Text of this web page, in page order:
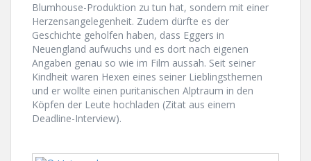
Blumhouse-Produktion zu tun hat, sondern mit einer
Herzensangelegenheit. Zudem dürfte es der
Geschichte geholfen haben, dass Eggers in
Neuengland aufwuchs und es dort nach eigenen
Angaben genau so wie im Film aussah. Seit seiner
Kindheit waren Hexen eines seiner Lieblingsthemen
und er wollte einen puritanischen Alptraum in den
Köpfen der Leute hochladen (Zitat aus einem
Deadline-Interview).